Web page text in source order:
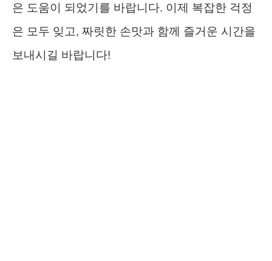
은 도움이 되었기를 바랍니다. 이제 복잡한 걱정
은 모두 잊고, 짜릿한 손맛과 함께 즐거운 시간을
보내시길 바랍니다!